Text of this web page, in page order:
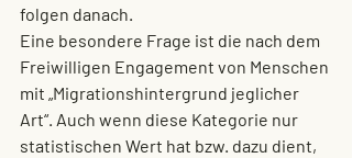
folgen danach.
Eine besondere Frage ist die nach dem
Freiwilligen Engagement von Menschen
mit „Migrationshintergrund jeglicher
Art“. Auch wenn diese Kategorie nur
statistischen Wert hat bzw. dazu dient,